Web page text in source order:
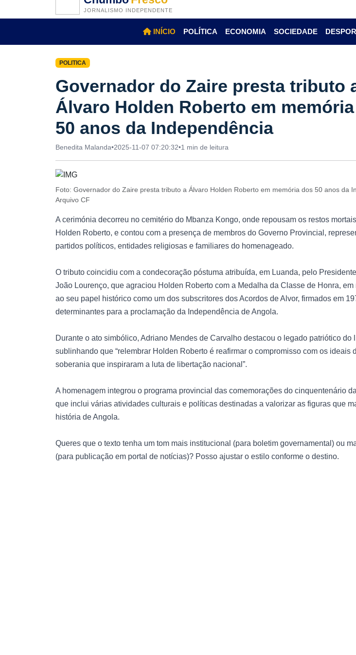
JORNALISMO INDEPENDENTE
INÍCIO POLÍTICA ECONOMIA SOCIEDADE
POLITICA
Governador do Zaire presta tributo
Álvaro Holden Roberto em
50 anos da Independência
Benedita Malanda•2025-11-07 07:20:32•1 min de leitura
Foto: Governador do Zaire presta tributo a Álvaro Holden Roberto em memória dos 50 anos da
Arquivo CF
A cerimónia decorreu no cemitério do Mbanza Kongo, onde repousam os restos
Holden Roberto, e contou com a presença de membros do Governo Provincial,
partidos políticos, entidades religiosas e familiares do homenageado.
O tributo coincidiu com a condecoração póstuma atribuída, em Luanda, pelo
João Lourenço, que agraciou Holden Roberto com a Medalha da Classe de Honra,
ao seu papel histórico como um dos subscritores dos Acordos de Alvor, firmados em
determinantes para a proclamação da Independência de Angola.
Durante o ato simbólico, Adriano Mendes de Carvalho destacou o legado patriótico do
sublinhando que “relembrar Holden Roberto é reafirmar o compromisso com os ideais
soberania que inspiraram a luta de libertação nacional”.
A homenagem integrou o programa provincial das comemorações do cinquentenário
que inclui várias atividades culturais e políticas destinadas a valorizar as figuras que
história de Angola.
Queres que o texto tenha um tom mais institucional (para boletim governamental) ou
(para publicação em portal de notícias)? Posso ajustar o estilo conforme o destino.